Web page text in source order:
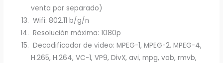
venta por separado)
Wifi: 802.11 b/g/n
Resolución máxima: 1080p
Decodificador de video: MPEG-1, MPEG-2, MPEG-4,
H.265, H.264, VC-1, VP9, DivX, avi, mpg, vob, rmvb,